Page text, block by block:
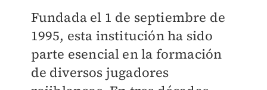
Fundada el 1 de septiembre de
1995, esta institución ha sido
parte esencial en la formación
de diversos jugadores